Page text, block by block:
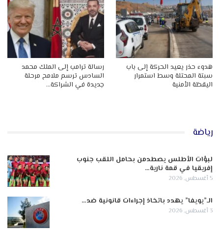
هدوء حذر يعيد الحركة إلى باب
سبتة المحتلة وسط استمرار
اليقظة الأمنية
رسالة ترامب إلى الملك محمد
السادس ترسم ملامح مرحلة
جديدة في الشراكة…
رياضة
لبؤات الأطلس يصطدمن بحامل اللقب جنوب
إفريقيا في قمة نارية…
5 أغسطس, 2026
الـ”يويفا” يهدد باتخاذ إجراءات قانونية ضد…
3 أغسطس, 2026